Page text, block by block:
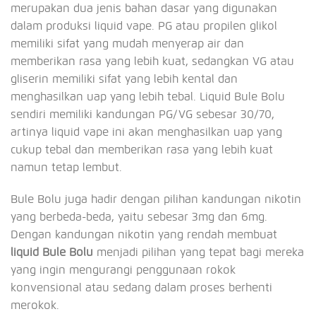
merupakan dua jenis bahan dasar yang digunakan
dalam produksi liquid vape. PG atau propilen glikol
memiliki sifat yang mudah menyerap air dan
memberikan rasa yang lebih kuat, sedangkan VG atau
gliserin memiliki sifat yang lebih kental dan
menghasilkan uap yang lebih tebal. Liquid Bule Bolu
sendiri memiliki kandungan PG/VG sebesar 30/70,
artinya liquid vape ini akan menghasilkan uap yang
cukup tebal dan memberikan rasa yang lebih kuat
namun tetap lembut.
Bule Bolu juga hadir dengan pilihan kandungan nikotin
yang berbeda-beda, yaitu sebesar 3mg dan 6mg.
Dengan kandungan nikotin yang rendah membuat
liquid Bule Bolu menjadi pilihan yang tepat bagi mereka
yang ingin mengurangi penggunaan rokok
konvensional atau sedang dalam proses berhenti
merokok.